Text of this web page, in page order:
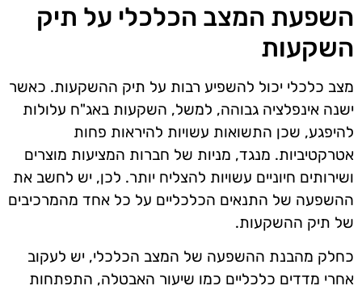
השפעת המצב הכלכלי על תיק
השקעות
מצב כלכלי יכול להשפיע רבות על תיק ההשקעות. כאשר
ישנה אינפלציה גבוהה, למשל, השקעות באג"ח עלולות
להיפגע, שכן התשואות עשויות להיראות פחות
אטרקטיביות. מנגד, מניות של חברות המציעות מוצרים
ושירותים חיוניים עשויות להצליח יותר. לכן, יש לחשב את
ההשפעה של התנאים הכלכליים על כל אחד מהמרכיבים
של תיק ההשקעות.
כחלק מהבנת ההשפעה של המצב הכלכלי, יש לעקוב
אחרי מדדים כלכליים כמו שיעור האבטלה, התפתחות